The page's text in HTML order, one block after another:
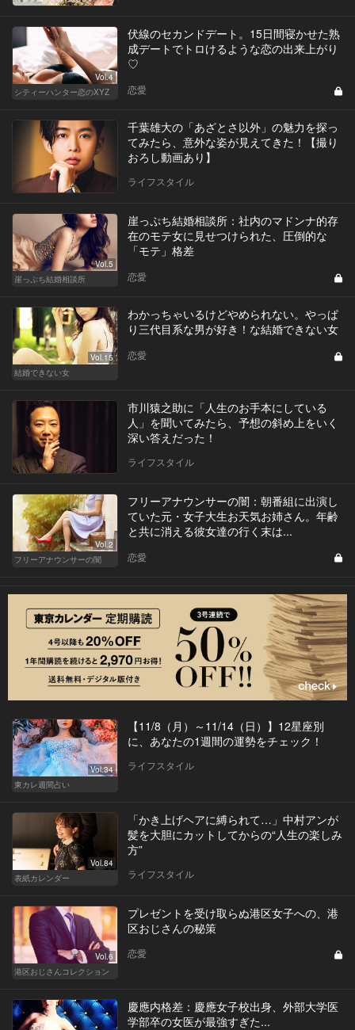
Vol.4
シティーハンター恋のXYZ
伏線のセカンドデート。15日間寝かせた熟
成デートでトロけるような恋の出来上がり
♡
恋愛
千葉雄大の「あざとさ以外」の魅力を探っ
てみたら、意外な姿が見えてきた！【撮り
おろし動画あり】
ライフスタイル
Vol.5
崖っぷち結婚相談所
崖っぷち結婚相談所：社内のマドンナ的存
在のモテ女に見せつけられた、圧倒的な
「モテ」格差
恋愛
Vol.15
結婚できない女
わかっちゃいるけどやめられない。やっぱ
り三代目系な男が好き！な結婚できない女
恋愛
市川猿之助に「人生のお手本にしている
人」を聞いてみたら、予想の斜め上をいく
深い答えだった！
ライフスタイル
Vol.2
フリーアナウンサーの闇
フリーアナウンサーの闇：朝番組に出演し
ていた元・女子大生お天気お姉さん。年齢
と共に消える彼女達の行く末は...
恋愛
Vol.34
東カレ週間占い
【11/8（月）～11/14（日）】12星座別
に、あなたの1週間の運勢をチェック！
ライフスタイル
Vol.84
表紙カレンダー
「かき上げヘアに縛られて…」中村アンが
髪を大胆にカットしてからの“人生の楽しみ
方”
ライフスタイル
Vol.6
港区おじさんコレクション
プレゼントを受け取らぬ港区女子への、港
区おじさんの秘策
恋愛
慶應内格差：慶應女子校出身、外部大学医
学部卒の女医が最強すぎた...